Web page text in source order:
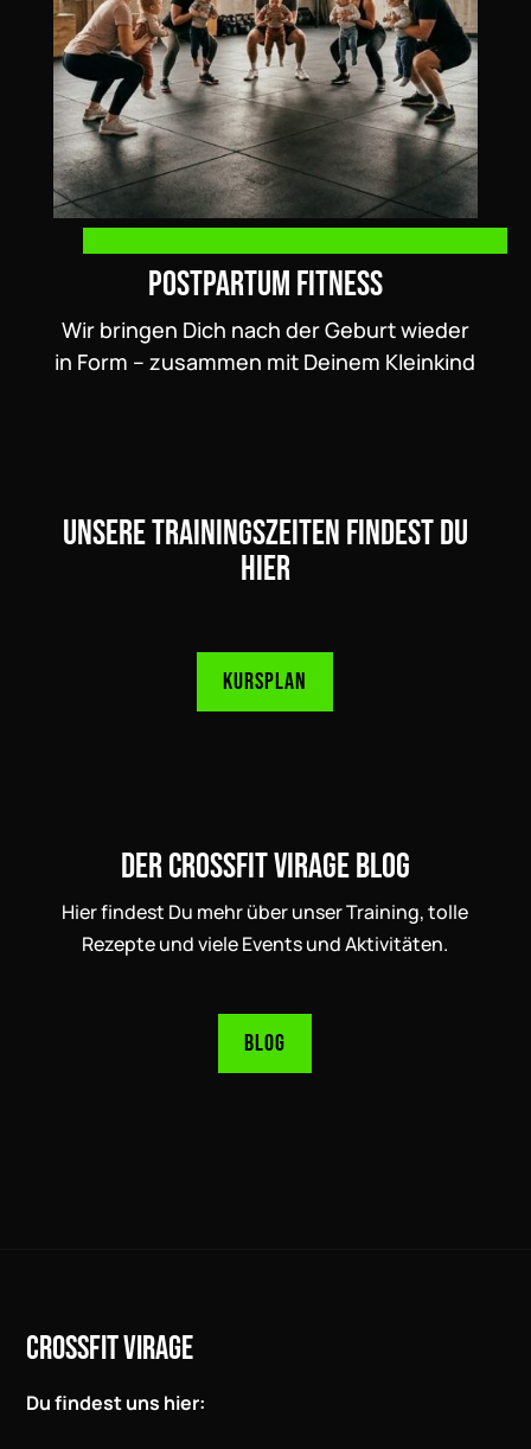
Postpartum Fitness
Wir bringen Dich nach der Geburt wieder
in Form – zusammen mit Deinem Kleinkind
Unsere Trainingszeiten findest du
hier
Kursplan
Der CrossFit Virage Blog
Hier findest Du mehr über unser Training, tolle
Rezepte und viele Events und Aktivitäten.
Blog
CROSSFIT VIRAGE
Du findest uns hier: